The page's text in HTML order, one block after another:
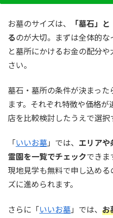
お墓のサイズは、
「墓石」
るのが大切。まずは全体的
と墓所にかけるお金の配分
さい。
墓石・墓所の条件が決まっ
ます。それぞれ特徴や価格
店を比較検討したうえで選択
「いいお墓」では、 エリアや
霊園を一覧でチェックできま
現地見学も無料で申し込め
ズに進められます。
さらに「いいお墓」では、 お